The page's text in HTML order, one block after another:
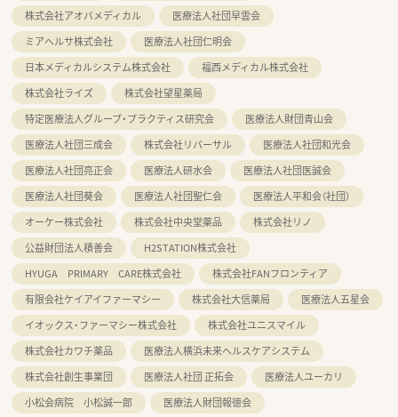
株式会社アオバメディカル
医療法人社団早雲会
ミアヘルサ株式会社
医療法人社団仁明会
日本メディカルシステム株式会社
福西メディカル株式会社
株式会社ライズ
株式会社望星薬局
特定医療法人グループ・プラクティス研究会
医療法人財団青山会
医療法人社団三成会
株式会社リバーサル
医療法人社団和光会
医療法人社団亮正会
医療法人研水会
医療法人社団医誠会
医療法人社団葵会
医療法人社団聖仁会
医療法人平和会（社団）
オーケー株式会社
株式会社中央堂薬品
株式会社リノ
公益財団法人積善会
H2STATION株式会社
HYUGA PRIMARY CARE株式会社
株式会社FANフロンティア
有限会社ケイアイファーマシー
株式会社大信薬局
医療法人五星会
イオックス・ファーマシー株式会社
株式会社ユニスマイル
株式会社カワチ薬品
医療法人横浜未来ヘルスケアシステム
株式会社創生事業団
医療法人社団 正拓会
医療法人ユーカリ
小松会病院 小松誠一郎
医療法人財団報徳会